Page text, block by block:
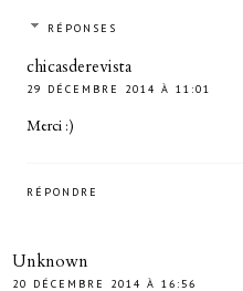
RÉPONSES
chicasderevista
29 DÉCEMBRE 2014 À 11:01
Merci :)
RÉPONDRE
Unknown
20 DÉCEMBRE 2014 À 16:56